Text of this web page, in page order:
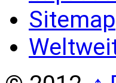
Sitemap